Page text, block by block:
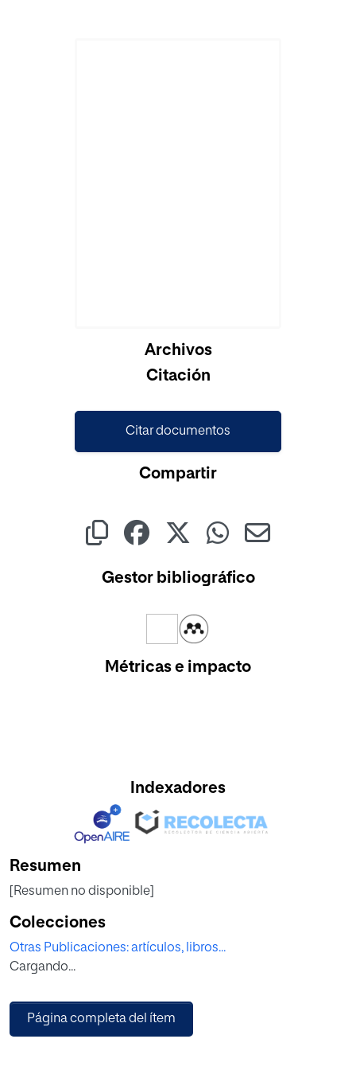
Archivos
Citación
Citar documentos
Compartir
Gestor bibliográfico
Métricas e impacto
Indexadores
Resumen
[Resumen no disponible]
Colecciones
Otras Publicaciones: artículos, libros...
Cargando...
Página completa del ítem